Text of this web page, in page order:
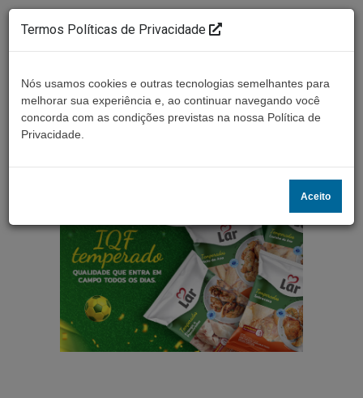
Termos Políticas de Privacidade
Nós usamos cookies e outras tecnologias semelhantes para
melhorar sua experiência e, ao continuar navegando você
concorda com as condições previstas na nossa Política de
Privacidade.
Aceito